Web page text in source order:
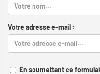
Votre adresse e-mail :
En soumettant ce